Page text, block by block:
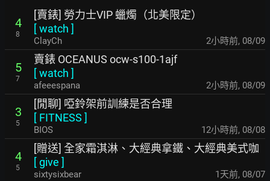
4
8
[賣錶] 勞力士VIP 蠟燭（北美限定）
[watch ]
ClayCh 2小時前, 08/09
5
7
賣錶 OCEANUS ocw-s100-1ajf
[watch ]
afeeespana 2小時前, 08/09
3
5
[閒聊] 啞鈴架前訓練是否合理
[ FITNESS ]
BIOS 12小時前, 08/08
4
5
[贈送] 全家霜淇淋、大經典拿鐵、大經典美式咖
[give ]
sixtysixbear 1天前, 08/07